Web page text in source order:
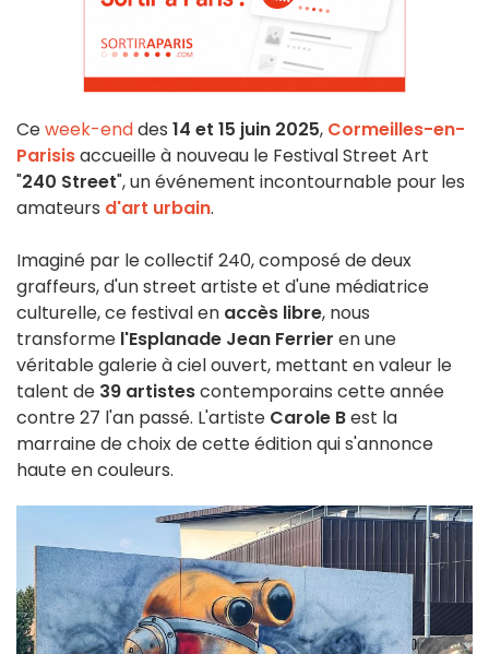
Ceweek-enddes 14 et 15 juin 2025, Cormeilles-en-
Parisisaccueille à nouveau le Festival Street Art
"240 Street", un événement incontournable pour les
amateurs d'art urbain.
Imaginé par le collectif 240, composé de deux
graffeurs, d'un street artiste et d'une médiatrice
culturelle, ce festival en accès libre, nous
transforme l'Esplanade Jean Ferrier en une
véritable galerie à ciel ouvert, mettant en valeur le
talent de 39 artistescontemporains cette année
contre 27 l'an passé. L'artiste Carole Best la
marraine de choix de cette édition qui s'annonce
haute en couleurs.